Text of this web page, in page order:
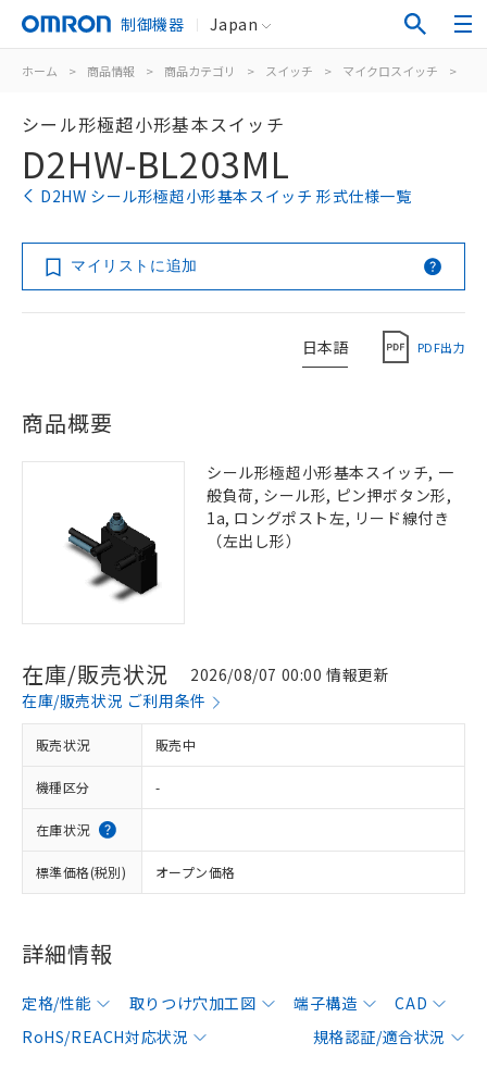
制御機器 Japan
ホーム > 商品情報 > 商品カテゴリ > スイッチ > マイクロスイッチ >
シール形極超小形基本スイッチ
D2HW-BL203ML
D2HW シール形極超小形基本スイッチ 形式仕様一覧
マイリストに追加
日本語 PDF出力
商品概要
シール形極超小形基本スイッチ, 一
般負荷, シール形, ピン押ボタン形,
1a, ロングポスト左, リード線付き
（左出し形）
在庫/販売状況
2026/08/07 00:00 情報更新
在庫/販売状況 ご利用条件
販売状況 販売中
機種区分 -
在庫状況
標準価格(税別) オープン価格
詳細情報
定格/性能 取りつけ穴加工図 端子構造
CAD
RoHS/REACH対応状況
規格認証/適合状況